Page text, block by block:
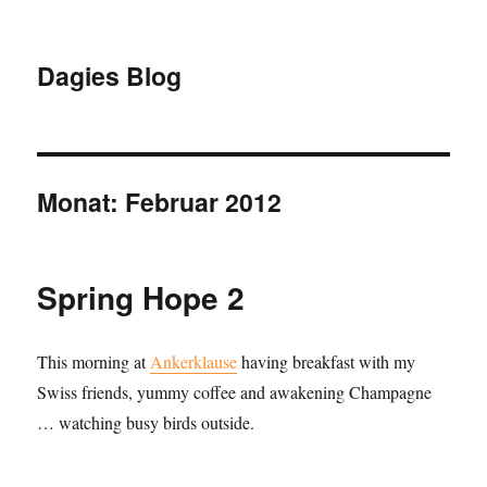
Dagies Blog
Monat: Februar 2012
Spring Hope 2
This morning atAnkerklausehaving breakfast with my
Swiss friends, yummy coffee and awakening Champagne
… watching busy birds outside.